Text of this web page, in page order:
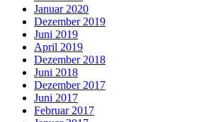
Januar 2020
Dezember 2019
Juni 2019
April 2019
Dezember 2018
Juni 2018
Dezember 2017
Juni 2017
Februar 2017